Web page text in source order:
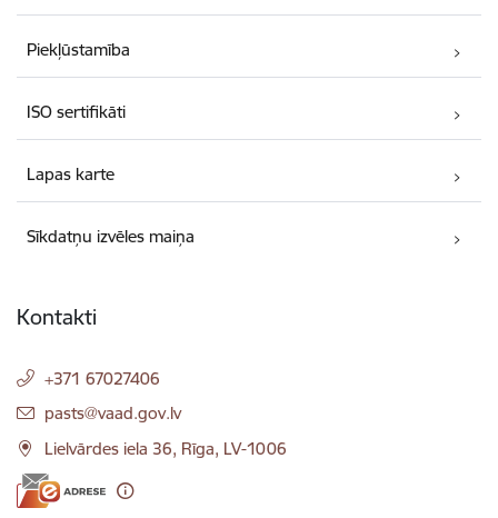
Piekļūstamība
ISO sertifikāti
Lapas karte
Sīkdatņu izvēles maiņa
Kontakti
+371 67027406
E-pasts:
pasts@vaad.gov.lv
Lielvārdes iela 36, Rīga, LV-1006